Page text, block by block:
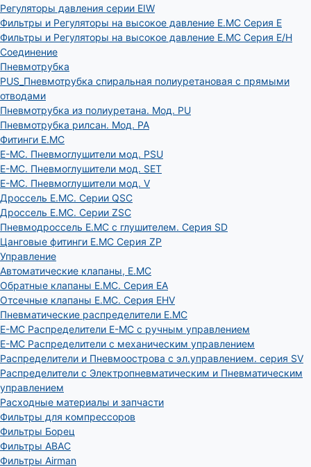
Регуляторы давления серии EIW
Фильтры и Регуляторы на высокое давление E.MC Серия E
Фильтры и Регуляторы на высокое давление E.MC Серия E/H
Соединение
Пневмотрубка
PUS_Пневмотрубка спиральная полиуретановая с прямыми
отводами
Пневмотрубка из полиуретана. Мод. РU
Пневмотрубка рилсан. Мод. PA
Фитинги E.MC
E-MC. Пневмоглушители мод. PSU
E-MC. Пневмоглушители мод. SET
E-MC. Пневмоглушители мод. V
Дроссель E.MC. Серии QSC
Дроссель E.MC. Серии ZSC
Пневмодроссель E.MC с глушителем. Серия SD
Цанговые фитинги E.MC Серия ZP
Управление
Автоматические клапаны, Е.МС
Обратные клапаны E.MC. Серия EA
Отсечные клапаны E.MC. Серия EHV
Пневматические распределители E.MC
E-MC Распределители E-MC с ручным управлением
E-MC Распределители с механическим управлением
Распределители и Пневмоострова с эл.управлением. серия SV
Распределители с Электропневматическим и Пневматическим
управлением
Расходные материалы и запчасти
Фильтры для компрессоров
Фильтры Борец
Фильтры ABAC
Фильтры Airman